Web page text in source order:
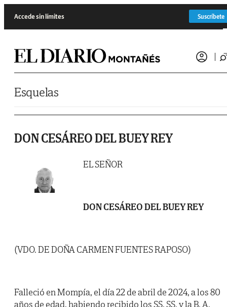
Accede sin límites Suscríbete
Esquelas
DON CESÁREO DEL BUEY REY
EL SEÑOR
DON CESÁREO DEL BUEY REY
(VDO. DE DOÑA CARMEN FUENTES RAPOSO)
Falleció en Mompía, el día 22 de abril de 2024, a los 80
años de edad, habiendo recibido los SS. SS. y la B. A.